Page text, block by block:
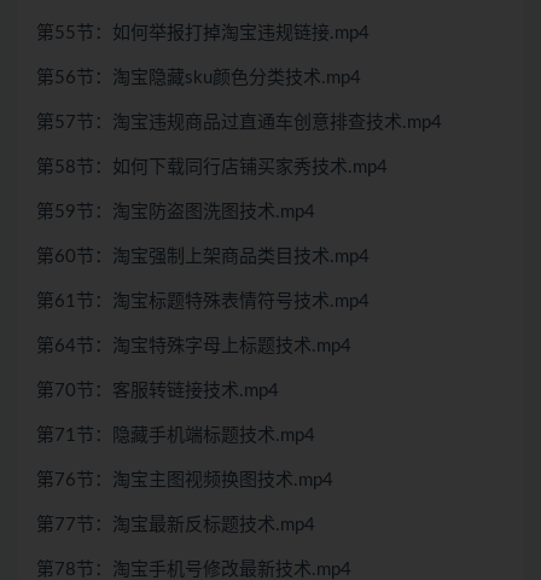
第55节：如何举报打掉淘宝违规链接.mp4
第56节：淘宝隐藏sku颜色分类技术.mp4
第57节：淘宝违规商品过直通车创意排查技术.mp4
第58节：如何下载同行店铺买家秀技术.mp4
第59节：淘宝防盗图洗图技术.mp4
第60节：淘宝强制上架商品类目技术.mp4
第61节：淘宝标题特殊表情符号技术.mp4
第64节：淘宝特殊字母上标题技术.mp4
第70节：客服转链接技术.mp4
第71节：隐藏手机端标题技术.mp4
第76节：淘宝主图视频换图技术.mp4
第77节：淘宝最新反标题技术.mp4
第78节：淘宝手机号修改最新技术.mp4